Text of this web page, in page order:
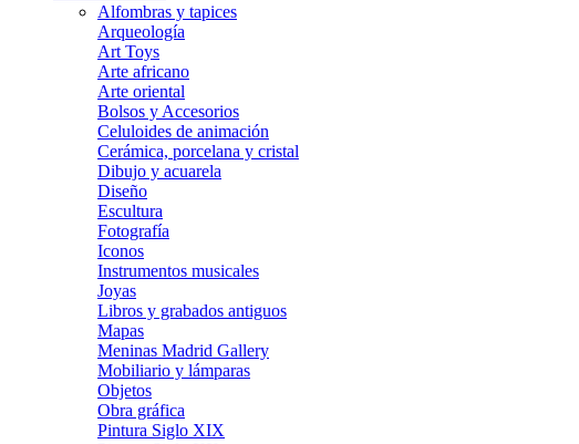
Alfombras y tapices
Arqueología
Art Toys
Arte africano
Arte oriental
Bolsos y Accesorios
Celuloides de animación
Cerámica, porcelana y cristal
Dibujo y acuarela
Diseño
Escultura
Fotografía
Iconos
Instrumentos musicales
Joyas
Libros y grabados antiguos
Mapas
Meninas Madrid Gallery
Mobiliario y lámparas
Objetos
Obra gráfica
Pintura Siglo XIX